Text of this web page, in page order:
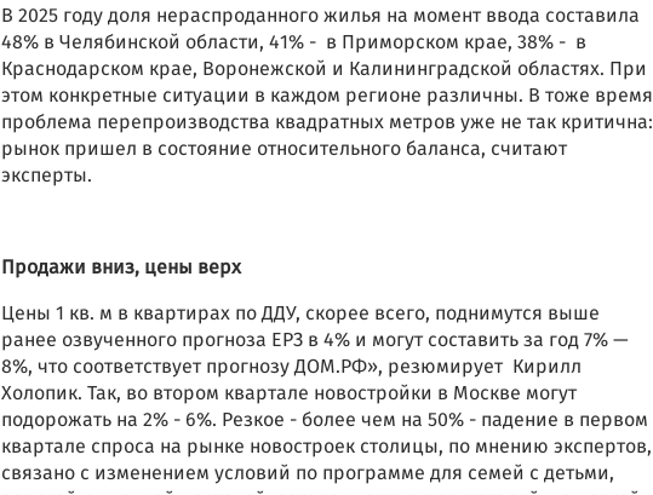
В 2025 году доля нераспроданного жилья на момент ввода составила
48% в Челябинской области, 41% - в Приморском крае, 38% - в
Краснодарском крае, Воронежской и Калининградской областях. При
этом конкретные ситуации в каждом регионе различны. В тоже время
проблема перепроизводства квадратных метров уже не так критична:
рынок пришел в состояние относительного баланса, считают
эксперты.
Продажи вниз, цены верх
Цены 1 кв. м в квартирах по ДДУ, скорее всего, поднимутся выше
ранее озвученного прогноза ЕРЗ в 4% и могут составить за год 7% —
8%, что соответствует прогнозу ДОМ.РФ», резюмирует Кирилл
Холопик. Так, во втором квартале новостройки в Москве могут
подорожать на 2% - 6%. Резкое - более чем на 50% - падение в первом
квартале спроса на рынке новостроек столицы, по мнению экспертов,
связано с изменением условий по программе для семей с детьми,